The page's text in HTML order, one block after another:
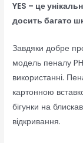
YES – це
досить багато
Завдяки добре
модель пеналу
використанні.
картонною
бігунки на
відкривання.